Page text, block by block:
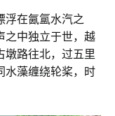
浮在氤氲水汽之
之中独立于世，越
墩路往北，过五里
水藻缠绕轮桨，时